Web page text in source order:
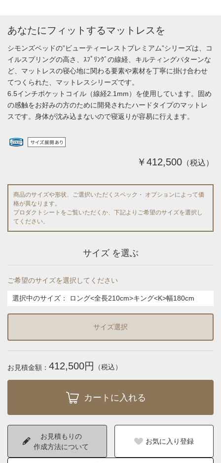
あなたにフィットするマットレスを
シモンズベッドの”ビューティーレストプレミアム”シリーズは、コ
イルスプリングの高さ、ｽﾌﾟﾘﾝｸﾞの線経、キルティングパターンな
ど、マットレスの寝心地に関わる要素や素材を丁寧に掛け合わせ
てつくられた、マットレスシリーズです。
6.5インチポケットコイル（線経2.1mm）を使用しています。固め
の感触をお好みの方のために開発されたハードタイプのマットレ
スです。身体が沈み込まないので寝返りが容易に行えます。
￥412,500 （税込）
商品のサイズや形状、ご選択いただくスペック・ オプションによって価
格が異なります。
プロダクトシートをご覧いただくか、下記よりご希望のサイズを選択し
てください。
サイズ を選ぶ
ご希望のサイズを選択してください
選択中のサイズ： ロング<全長210cm>キング<K>幅180cm
サイズ選択
お見積金額： 412,500円 （税込）
お見積もりの
作成方法について
お気に入り登録